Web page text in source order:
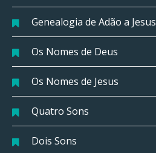
Genealogia de Adão a Jesus
Os Nomes de Deus
Os Nomes de Jesus
Quatro Sons
Dois Sons